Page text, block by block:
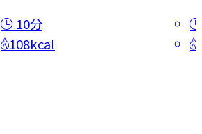
10分
108kcal